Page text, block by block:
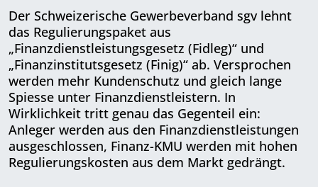
Der Schweizerische Gewerbeverband sgv lehnt
das Regulierungspaket aus
„Finanzdienstleistungsgesetz (Fidleg)“ und
„Finanzinstitutsgesetz (Finig)“ ab. Versprochen
werden mehr Kundenschutz und gleich lange
Spiesse unter Finanzdienstleistern. In
Wirklichkeit tritt genau das Gegenteil ein:
Anleger werden aus den Finanzdienstleistungen
ausgeschlossen, Finanz-KMU werden mit hohen
Regulierungskosten aus dem Markt gedrängt.